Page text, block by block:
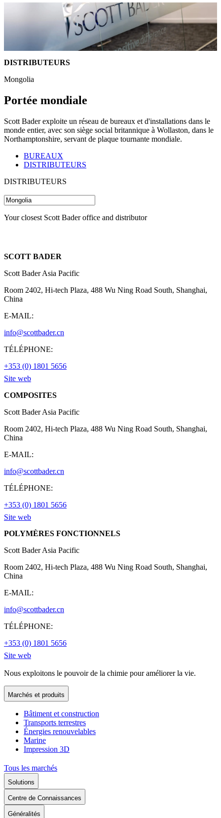
DISTRIBUTEURS
Mongolia
Portée mondiale
Scott Bader exploite un réseau de bureaux et d'installations dans le
monde entier, avec son siège social britannique à Wollaston, dans le
Northamptonshire, servant de plaque tournante mondiale.
BUREAUX
DISTRIBUTEURS
DISTRIBUTEURS
Your closest Scott Bader office and distributor
SCOTT BADER
Scott Bader Asia Pacific
Room 2402, Hi-tech Plaza, 488 Wu Ning Road South, Shanghai,
China
E-MAIL:
info@scottbader.cn
TÉLÉPHONE:
+353 (0) 1801 5656
Site web
COMPOSITES
Scott Bader Asia Pacific
Room 2402, Hi-tech Plaza, 488 Wu Ning Road South, Shanghai,
China
E-MAIL:
info@scottbader.cn
TÉLÉPHONE:
+353 (0) 1801 5656
Site web
POLYMÈRES FONCTIONNELS
Scott Bader Asia Pacific
Room 2402, Hi-tech Plaza, 488 Wu Ning Road South, Shanghai,
China
E-MAIL:
info@scottbader.cn
TÉLÉPHONE:
+353 (0) 1801 5656
Site web
Nous exploitons le pouvoir de la chimie pour améliorer la vie.
Marchés et produits
Bâtiment et construction
Transports terrestres
Énergies renouvelables
Marine
Impression 3D
Tous les marchés
Solutions
Centre de Connaissances
Généralités